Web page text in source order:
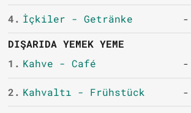
4. İçkiler - Getränke -
DIŞARIDA YEMEK YEME
1. Kahve - Café -
2. Kahvaltı - Frühstück -